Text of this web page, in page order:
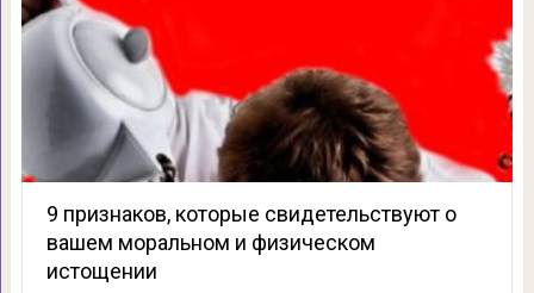
9 признаков, которые свидетельствуют о
вашем моральном и физическом
истощении